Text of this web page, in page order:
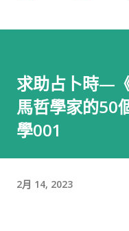
求助占卜時—
馬哲學家的50
學001
2月 14, 2023